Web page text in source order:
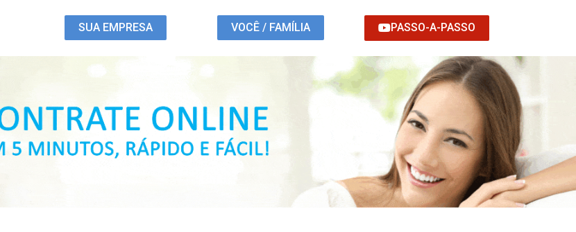
SUA EMPRESA VOCÊ / FAMÍLIA PASSO-A-PASSO